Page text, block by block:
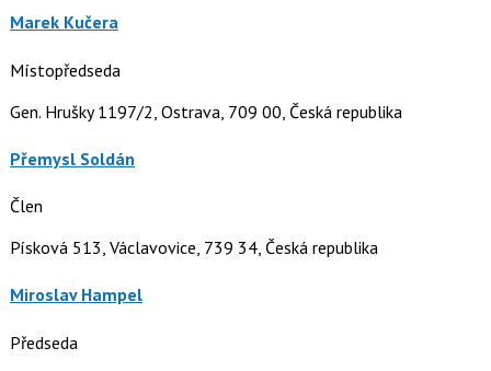
Marek Kučera
Místopředseda
Gen. Hrušky 1197/2, Ostrava, 709 00, Česká republika
Přemysl Soldán
Člen
Písková 513, Václavovice, 739 34, Česká republika
Miroslav Hampel
Předseda